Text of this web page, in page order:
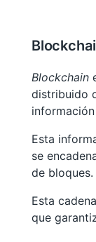
Blockchain
distribuido
Esta
se
de bloques.
Esta
que